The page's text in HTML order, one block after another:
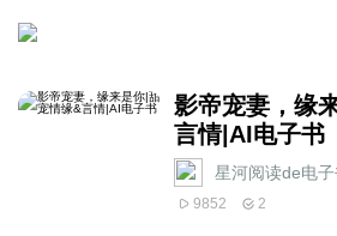
影帝宠妻，缘
言情|AI电子书
星河阅读de电子
9852 2